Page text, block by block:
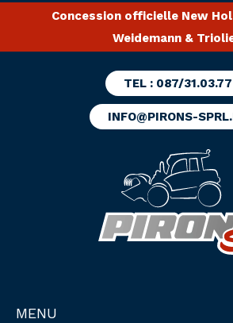
Concession officielle New
Weidemann &
TEL : 087/31.03.77
INFO@PIRONS-
MENU